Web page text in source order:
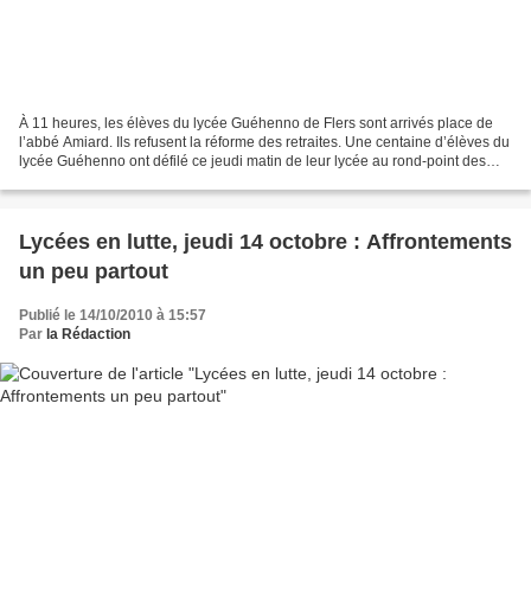
À 11 heures, les élèves du lycée Guéhenno de Flers sont arrivés place de
l’abbé Amiard. Ils refusent la réforme des retraites. Une centaine d’élèves du
lycée Guéhenno ont défilé ce jeudi matin de leur lycée au rond-point des
Lycées en lutte, jeudi 14 octobre : Affrontements
un peu partout
Publié le 14/10/2010 à 15:57
Par la Rédaction